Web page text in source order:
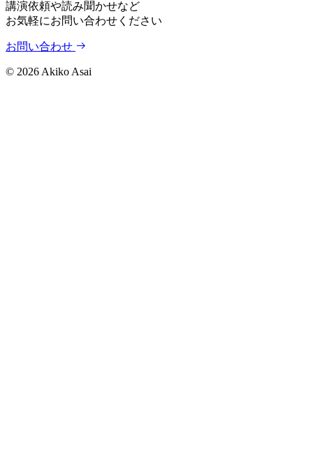
講演依頼や読み聞かせなど
お気軽にお問い合わせください
お問い合わせ
© 2026 Akiko Asai